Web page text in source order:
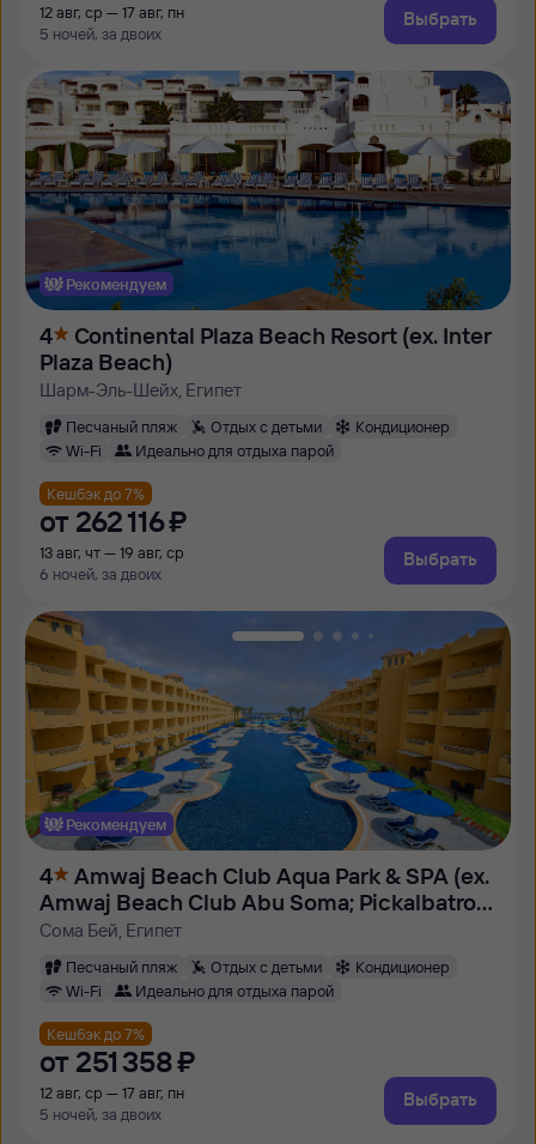
12 авг, ср — 17 авг, пн
5 ночей, за двоих
Выбрать
Рекомендуем
4
Continental Plaza Beach Resort (ex. Inter
Plaza Beach)
Шарм-Эль-Шейх, Египет
Песчаный пляж Отдых с детьми
Кондиционер
Wi-Fi
Идеально для отдыха парой
Кешбэк до 7%
от 262 ⁠116 ⁠₽
13 авг, чт — 19 авг, ср
6 ночей, за двоих
Выбрать
Рекомендуем
4
Amwaj Beach Club Aqua Park & SPA (ex.
Amwaj Beach Club Abu Soma; Pickalbatros
Beach Club Resort)
Сома Бей, Египет
Песчаный пляж Отдых с детьми
Кондиционер
Wi-Fi
Идеально для отдыха парой
Кешбэк до 7%
от 251 ⁠358 ⁠₽
12 авг, ср — 17 авг, пн
5 ночей, за двоих
Выбрать